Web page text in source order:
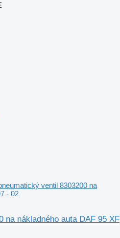
ventil 8303200 na
- 02
na nákladného auta DAF 95 XF